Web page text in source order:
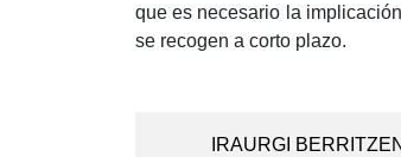
que es necesario la
se recogen a corto plazo.
IRAURGI